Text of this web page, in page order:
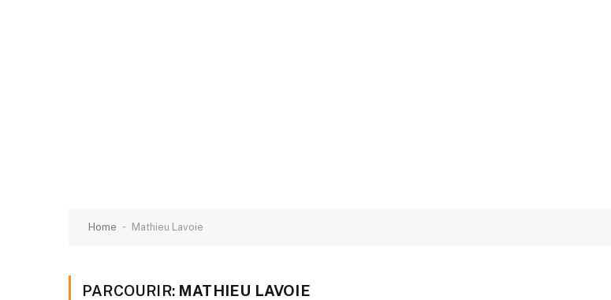
Home - Mathieu Lavoie
PARCOURIR: MATHIEU LAVOIE